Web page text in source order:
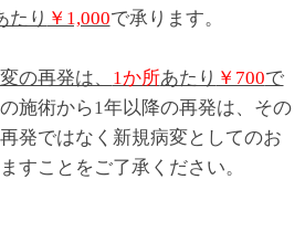
たり ￥1,000で承ります。
の再発は、 1か所あたり ￥700で
施術から1年以降の再発は、その
発ではなく新規病変としてのお
すことをご了承ください。